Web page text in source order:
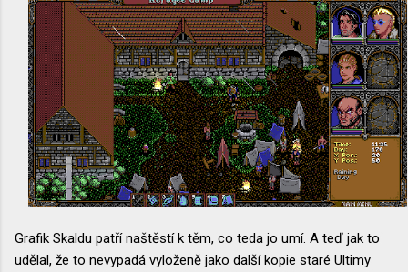
Grafik Skaldu patří naštěstí k těm, co teda jo umí. A teď jak to
udělal, že to nevypadá vyloženě jako další kopie staré Ultimy